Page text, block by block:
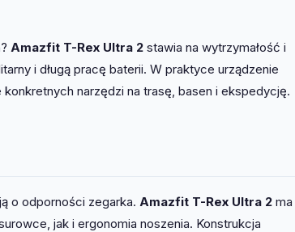
Amazfit T-Rex Ultra 2 stawia na wytrzymałość i
i długą pracę baterii. W praktyce urządzenie
narzędzi na trasę, basen i ekspedycję.
o odporności zegarka. Amazfit T-Rex Ultra 2 ma
jak i ergonomia noszenia. Konstrukcja